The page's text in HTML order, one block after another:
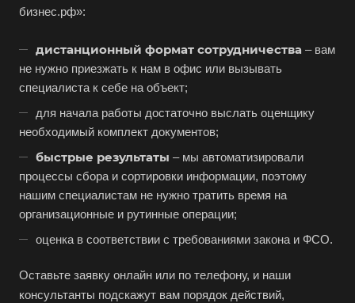
бизнес.рф»:
дистанционный формат сотрудничества – вам
не нужно приезжать к нам в офис или вызывать
специалиста к себе на объект;
для начала работы достаточно выслать оценщику
необходимый комплект документов;
быстрые результаты – мы автоматизировали
процессы сбора и сортировки информации, поэтому
нашим специалистам не нужно тратить время на
организационные и рутинные операции;
оценка в соответствии с требованиями закона и ФСО.
Оставьте заявку онлайн или по телефону, и наши
консультанты подскажут вам порядок действий,
Борисоглебск
Бронницы
Брянск
Бугульма
Бугуруслан
Буй
Буйнакск
Валдай